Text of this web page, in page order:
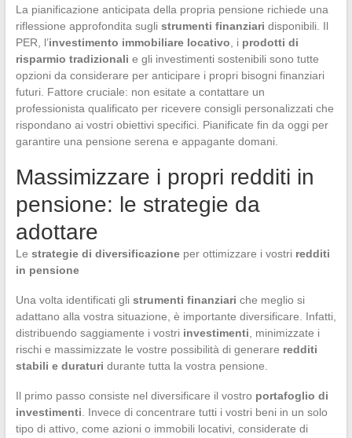
La pianificazione anticipata della propria pensione richiede una
riflessione approfondita sugli strumenti finanziari disponibili. Il
PER, l’investimento immobiliare locativo , i prodotti di
risparmio tradizionali e gli investimenti sostenibili sono tutte
opzioni da considerare per anticipare i propri bisogni finanziari
futuri. Fattore cruciale: non esitate a contattare un
professionista qualificato per ricevere consigli personalizzati che
rispondano ai vostri obiettivi specifici. Pianificate fin da oggi per
garantire una pensione serena e appagante domani.
Massimizzare i propri redditi in
pensione: le strategie da
adottare
Le strategie di diversificazioneper ottimizzare i vostri redditi
in pensione
Una volta identificati gli strumenti finanziari che meglio si
adattano alla vostra situazione, è importante diversificare. Infatti,
distribuendo saggiamente i vostri investimenti , minimizzate i
rischi e massimizzate le vostre possibilità di generare redditi
stabili e duraturi durante tutta la vostra pensione.
Il primo passo consiste nel diversificare il vostro portafoglio di
investimenti . Invece di concentrare tutti i vostri beni in un solo
tipo di attivo, come azioni o immobili locativi, considerate di